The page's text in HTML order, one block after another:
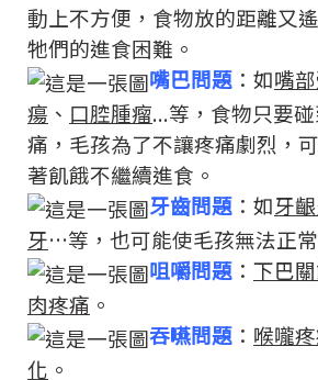
動上不方便，食物放的距離又
牠們的進食困難。
嘴巴問題 ：如嘴
瘍 、 口腔腫瘤...等，食物只要
痛，毛孩為了不讓疼痛劇烈，
著飢餓不繼續進食。
牙齒問題 ：如牙
牙…等，也可能使毛孩無法正常
咀嚼問題 ： 下巴
肉疼痛 。
吞嚥問題 ： 喉嚨
化 。